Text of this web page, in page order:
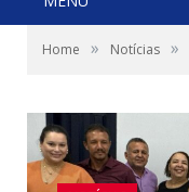
Home » Notícias »